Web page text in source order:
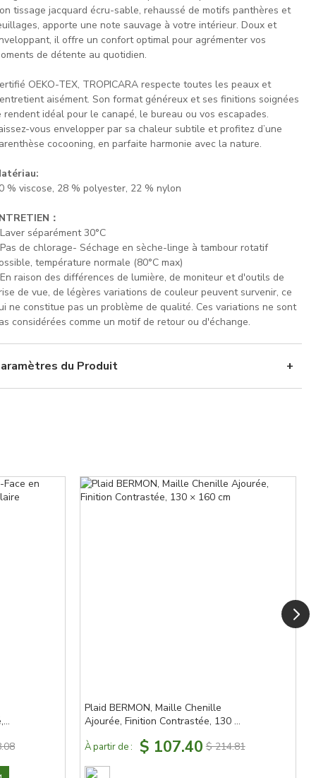
tissage jacquard écru-sable, rehaussé de motifs panthères et
apporte une note sauvage à votre intérieur. Doux et
il offre un confort optimal pour agrémenter vos
de détente au quotidien.
OEKO-TEX, TROPICARA respecte toutes les peaux et
aisément. Son format généreux et ses finitions soignées
rendent idéal pour le canapé, le bureau ou vos escapades.
vous envelopper par sa chaleur subtile et profitez d’une
cocooning, en parfaite harmonie avec la nature.
% viscose, 28 % polyester, 22 % nylon
：
séparément 30°C
de chlorage- Séchage en sèche-linge à tambour rotatif
température normale (80°C max)
raison des différences de lumière, de moniteur et d'outils de
de vue, de légères variations de couleur peuvent survenir, ce
ne constitue pas un problème de qualité. Ces variations ne sont
considérées comme un motif de retour ou d'échange.
du Produit
Plaid BERMON, Maille Chenille
Ajourée, Finition Contrastée, 130 ×
À partir de : $ 107.40 $ 214.81